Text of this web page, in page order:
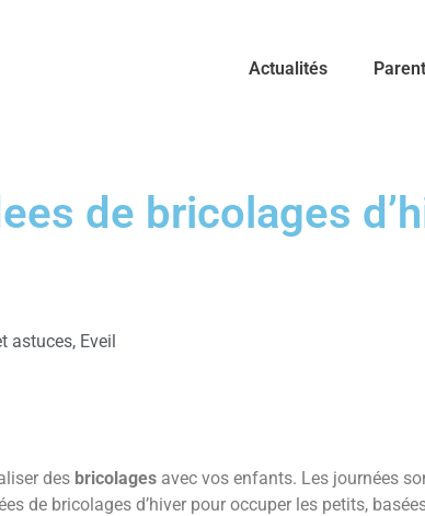
Actualités
de bricolages
astuces, Eveil
des bricolages avec vos enfants. Les journées
de bricolages d’hiver pour occuper les petits,